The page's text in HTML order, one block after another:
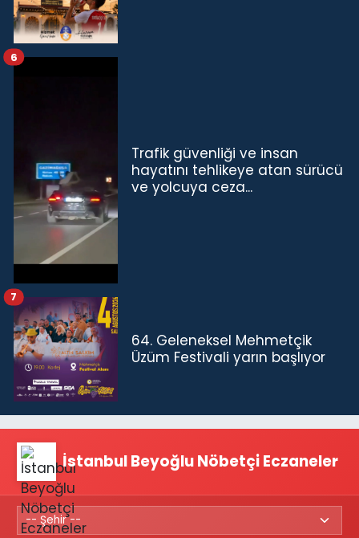
Trafik güvenliği ve insan
hayatını tehlikeye atan sürücü
ve yolcuya ceza...
6
64. Geleneksel Mehmetçik
Üzüm Festivali yarın başlıyor
7
İstanbul Beyoğlu Nöbetçi Eczaneler